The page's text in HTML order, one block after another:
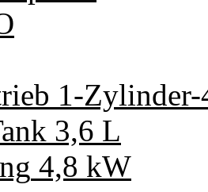
1-
3,6 L
4,8 kW